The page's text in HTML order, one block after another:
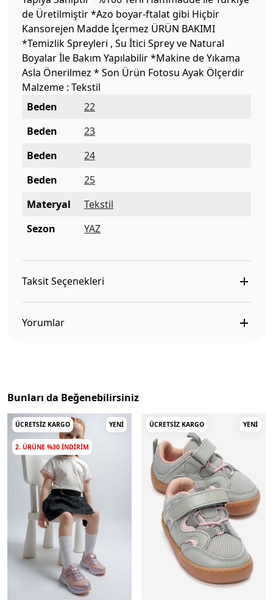
de Üretilmiştir *Azo boyar-ftalat gibi Hiçbir
Kansorejen Madde İçermez ÜRÜN BAKIMI
*Temizlik Spreyleri , Su İtici Sprey ve Natural
Boyalar İle Bakım Yapılabilir *Makine de Yıkama
Asla Önerilmez * Son Ürün Fotosu Ayak Ölçerdir
Malzeme : Tekstil
Beden
22
Beden
23
Beden
24
Beden
25
Materyal
Tekstil
Sezon
YAZ
Taksit Seçenekleri
Yorumlar
Bunları da Beğenebilirsiniz
ÜCRETSIZ KARGO YENI
2. ÜRÜNE %30 INDIRIM
ÜCRETSIZ KARGO YENI